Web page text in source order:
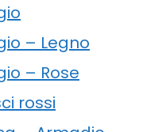
– Legno
– Rose
rossi